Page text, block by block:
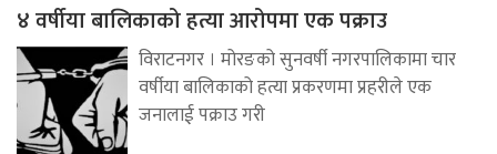
४ वर्षीया बालिकाको हत्या आरोपमा एक पक्राउ
विराटनगर । मोरङको सुनवर्षी नगरपालिकामा चार
वर्षीया बालिकाको हत्या प्रकरणमा प्रहरीले एक
जनालाई पक्राउ गरी